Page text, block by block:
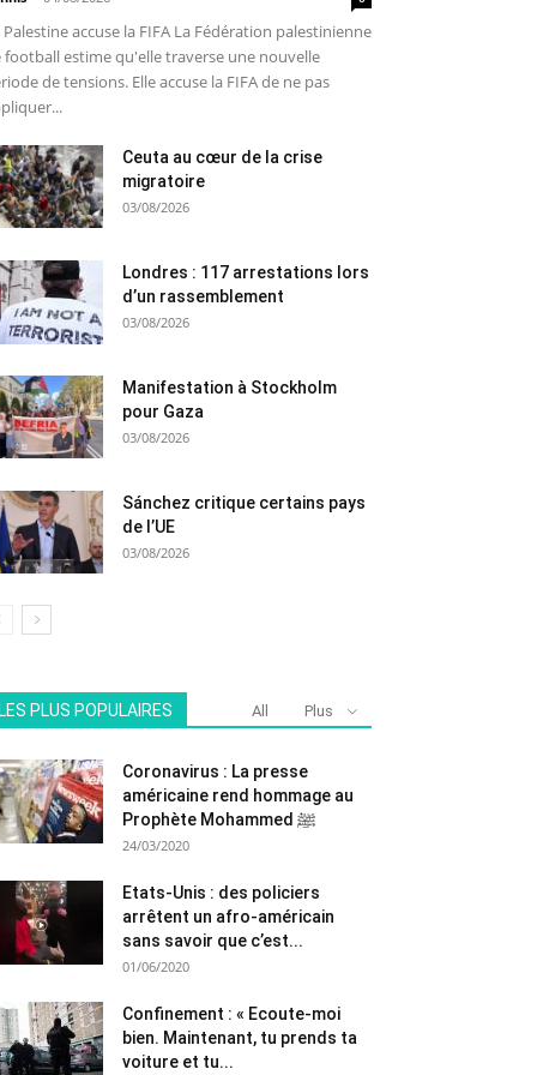
Palestine accuse la FIFA La Fédération palestinienne
football estime qu'elle traverse une nouvelle
de tensions. Elle accuse la FIFA de ne pas
Ceuta au cœur de la crise
migratoire
03/08/2026
Londres : 117 arrestations lors
d’un rassemblement
03/08/2026
Manifestation à Stockholm
pour Gaza
03/08/2026
Sánchez critique certains pays
de l’UE
03/08/2026
LES PLUS POPULAIRES All Plus
Coronavirus : La presse
américaine rend hommage au
Prophète Mohammed ﷺ
24/03/2020
Etats-Unis : des policiers
arrêtent un afro-américain
sans savoir que c’est...
01/06/2020
Confinement : « Ecoute-moi
bien. Maintenant, tu prends ta
voiture et tu...